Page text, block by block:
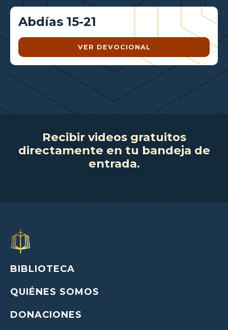
Abdías 15-21
VER DEVOCIONAL
Recibir videos gratuitos
directamente en tu bandeja de
entrada.
BIBLIOTECA
QUIÉNES SOMOS
DONACIONES